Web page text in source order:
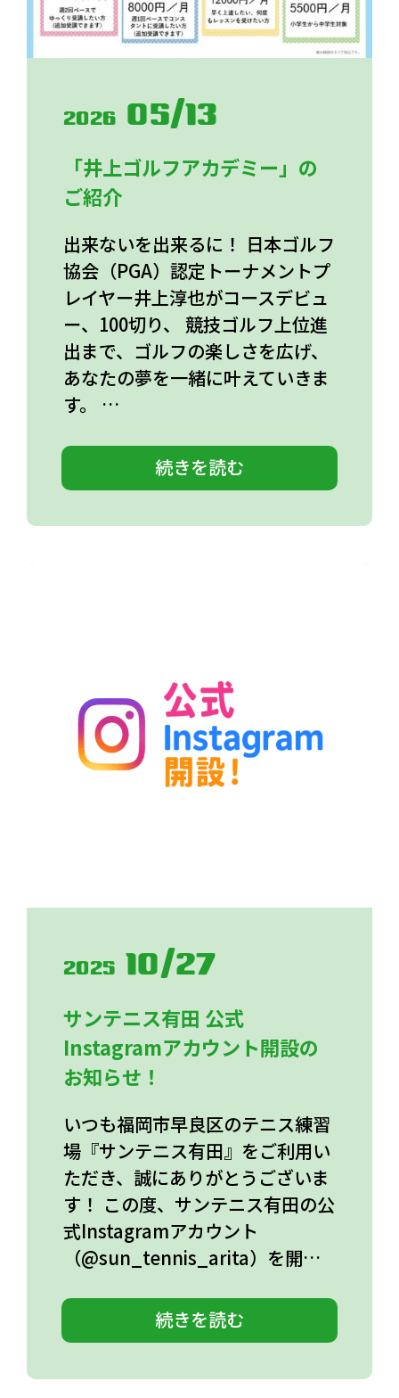
2026 05/13
「井上ゴルフアカデミー」の
ご紹介
出来ないを出来るに！ 日本ゴルフ
協会（PGA）認定トーナメントプ
レイヤー井上淳也がコースデビュ
ー、100切り、 競技ゴルフ上位進
出まで、ゴルフの楽しさを広げ、
あなたの夢を一緒に叶えていきま
す。 …
続きを読む
2025 10/27
サンテニス有田 公式
Instagramアカウント開設の
お知らせ！
いつも福岡市早良区のテニス練習
場『サンテニス有田』をご利用い
ただき、誠にありがとうございま
す！ この度、サンテニス有田の公
式Instagramアカウント
（@sun_tennis_arita）を開…
続きを読む